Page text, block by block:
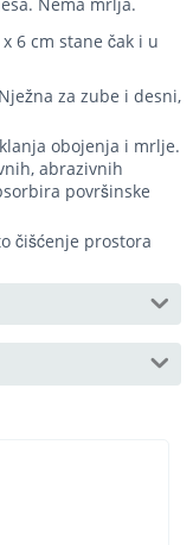
6 cm stane čak i u
za zube i desni,
obojenja i mrlje.
abrazivnih
površinske
čišćenje prostora